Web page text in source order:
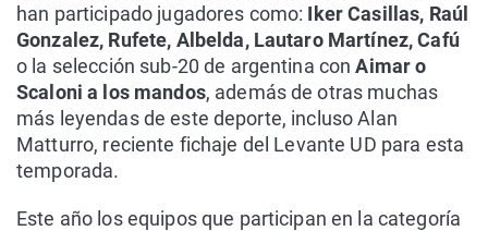
han participado jugadores como: Iker Casillas, Raúl
Gonzalez, Rufete, Albelda, Lautaro Martínez, Cafú
o la selección sub-20 de argentina conAimar o
Scaloni a los mandos, además de otras muchas
más leyendas de este deporte, incluso Alan
Matturro, reciente fichaje del Levante UD para esta
temporada.
Este año los equipos que participan en la categoría